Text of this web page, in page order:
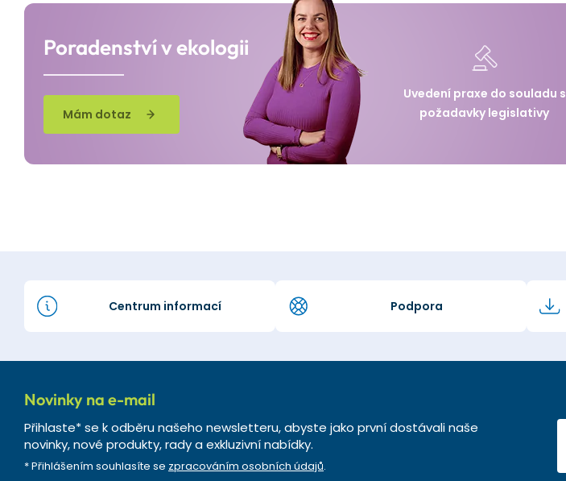
Poradenství v ekologii
Mám dotaz
Uvedení praxe do souladu s
požadavky legislativy
Centrum informací Podpora
Novinky na e-mail
Přihlaste* se k odběru našeho newsletteru, abyste jako první dostávali naše
novinky, nové produkty, rady a exkluzivní nabídky.
* Přihlášením souhlasíte se zpracováním osobních údajů.